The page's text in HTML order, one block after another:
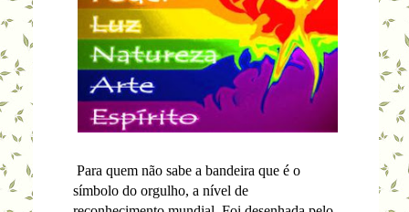
Para quem não sabe a bandeira que é o
símbolo do orgulho, a nível de